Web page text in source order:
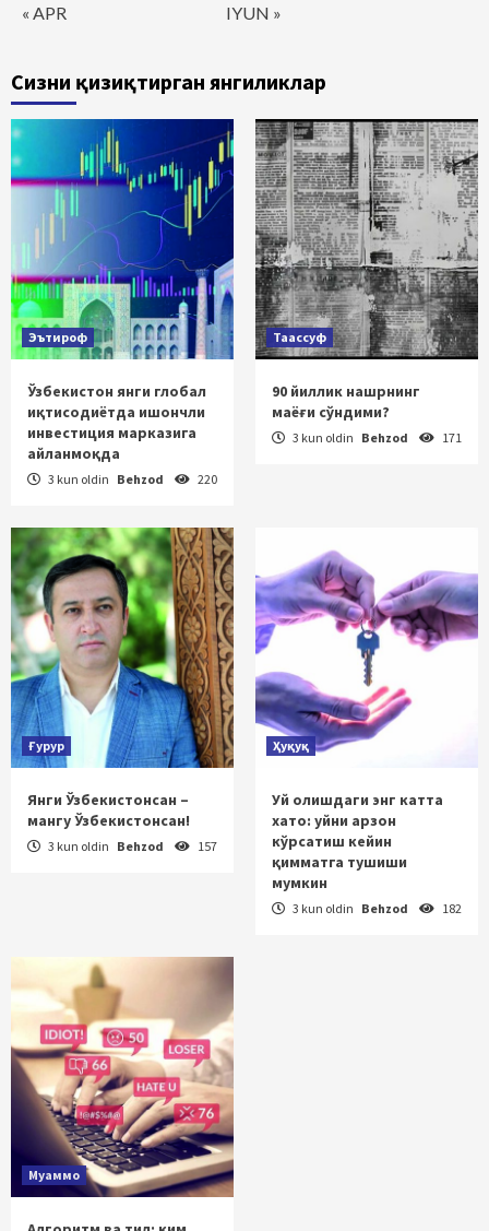
« APR IYUN »
Сизни қизиқтирган янгиликлар
Эътироф
Ўзбекистон янги глобал
иқтисодиётда ишончли
инвестиция марказига
айланмоқда
3 kun oldin Behzod 220
Таассуф
90 йиллик нашрнинг
маёғи сўндими?
3 kun oldin Behzod 171
Ғурур
Янги Ўзбекистонсан –
мангу Ўзбекистонсан!
3 kun oldin Behzod 157
Ҳуқуқ
Уй олишдаги энг катта
хато: уйни арзон
кўрсатиш кейин
қимматга тушиши
мумкин
3 kun oldin Behzod 182
Муаммо